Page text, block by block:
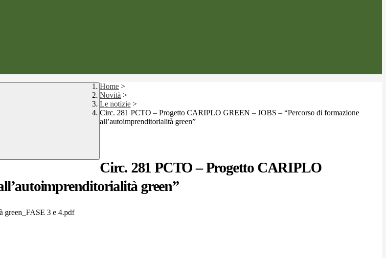
Home >
Novità >
Le notizie >
Circ. 281 PCTO – Progetto CARIPLO GREEN – JOBS – “Percorso di formazione
all’autoimprenditorialità green”
Circ. 281 PCTO – Progetto CARIPLO
green”
green_FASE 3 e 4.pdf